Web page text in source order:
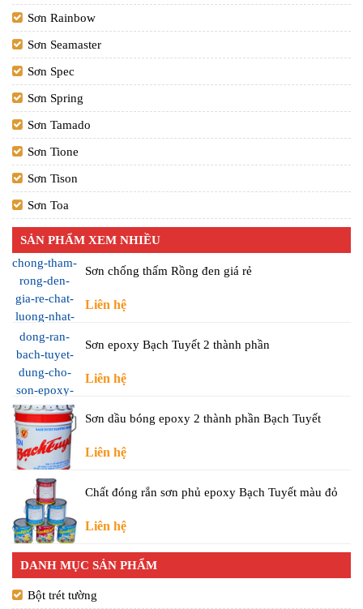
Sơn Rainbow
Sơn Seamaster
Sơn Spec
Sơn Spring
Sơn Tamado
Sơn Tione
Sơn Tison
Sơn Toa
SẢN PHẨM XEM NHIỀU
Sơn chống thấm Rồng đen giá rẻ
Liên hệ
Sơn epoxy Bạch Tuyết 2 thành phần
Liên hệ
Sơn dầu bóng epoxy 2 thành phần Bạch Tuyết
Liên hệ
Chất đóng rắn sơn phủ epoxy Bạch Tuyết màu đỏ
Liên hệ
DANH MỤC SẢN PHẨM
Bột trét tường